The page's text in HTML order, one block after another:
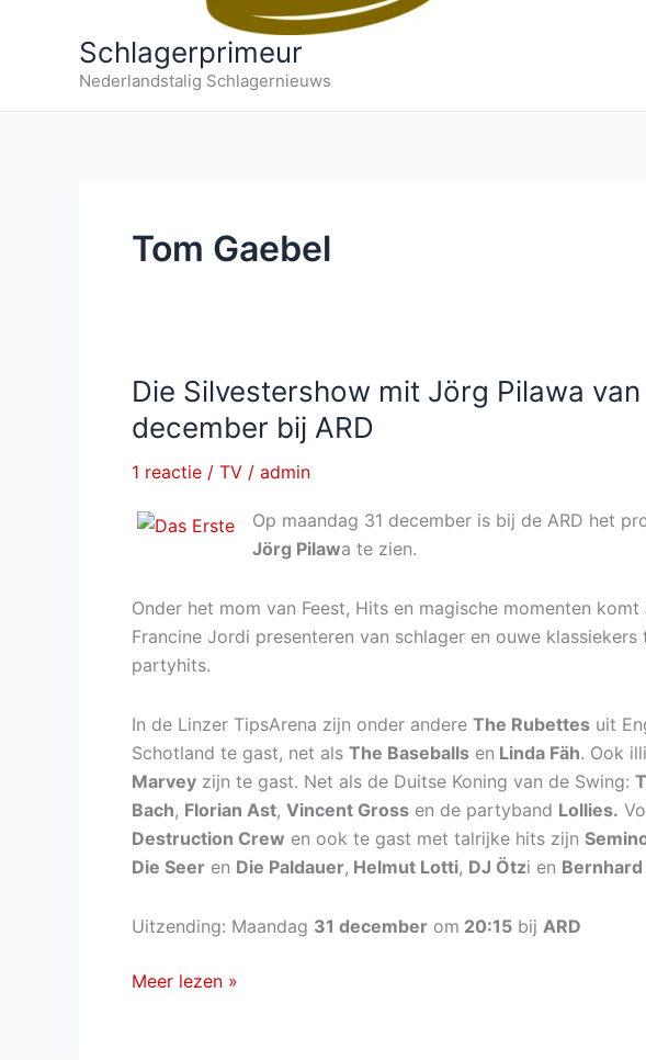
Schlagerprimeur
Nederlandstalig Schlagernieuws
Tom Gaebel
Die Silvestershow mit Jörg Pilawa
december bij ARD
1 reactie / TV / admin
Op maandag 31 december is bij de ARD het
Jörg Pilawa te zien.
Onder het mom van Feest, Hits en magische momenten
Francine Jordi presenteren van schlager en ouwe klassiekers
partyhits.
In de Linzer TipsArena zijn onder andere The Rubettes uit
Schotland te gast, net als The Baseballs en Linda Fäh. Ook
Marvey zijn te gast. Net als de Duitse Koning van de Swing:
Bach, Florian Ast, Vincent Gross en de partyband Lollies.
Destruction Crew en ook te gast met talrijke hits zijn
Die Seer en Die Paldauer, Helmut Lotti, DJ Ötzi en
Uitzending: Maandag 31 december om 20:15 bij ARD
Die
Meer lezen »